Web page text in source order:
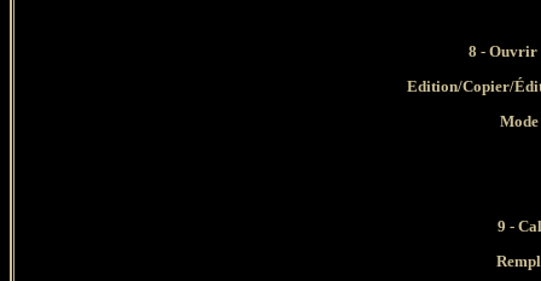
8 - Ouvrir
Edition/Copier/
9 -